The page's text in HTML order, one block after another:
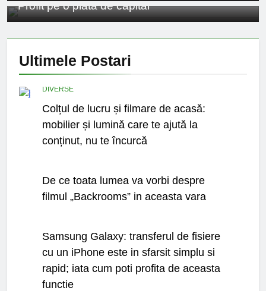
Ce spun mailurile de
campanie ale lui
6 Ani Ago
Profit pe o piata de capital
Ultimele Postari
DIVERSE
Colțul de lucru și filmare de acasă:
mobilier și lumină care te ajută la
conținut, nu te încurcă
De ce toata lumea va vorbi despre
filmul „Backrooms” in aceasta vara
Samsung Galaxy: transferul de fisiere
cu un iPhone este in sfarsit simplu si
rapid; iata cum poti profita de aceasta
functie